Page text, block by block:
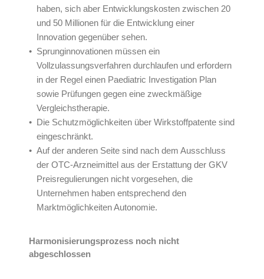
haben, sich aber Entwicklungskosten zwischen 20
und 50 Millionen für die Entwicklung einer
Innovation gegenüber sehen.
Sprunginnovationen müssen ein
Vollzulassungsverfahren durchlaufen und erfordern
in der Regel einen Paediatric Investigation Plan
sowie Prüfungen gegen eine zweckmäßige
Vergleichstherapie.
Die Schutzmöglichkeiten über Wirkstoffpatente sind
eingeschränkt.
Auf der anderen Seite sind nach dem Ausschluss
der OTC-Arzneimittel aus der Erstattung der GKV
Preisregulierungen nicht vorgesehen, die
Unternehmen haben entsprechend den
Marktmöglichkeiten Autonomie.
Harmonisierungsprozess noch nicht
abgeschlossen